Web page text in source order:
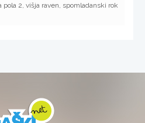
pola 2, višja raven, spomladanski rok